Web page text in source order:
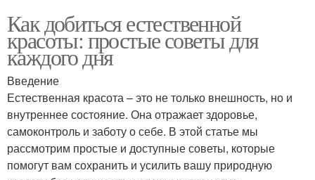
Как добиться естественной
красоты: простые советы для
каждого дня
Введение
Естественная красота – это не только внешность, но и
внутреннее состояние. Она отражает здоровье,
самоконтроль и заботу о себе. В этой статье мы
рассмотрим простые и доступные советы, которые
помогут вам сохранить и усилить вашу природную